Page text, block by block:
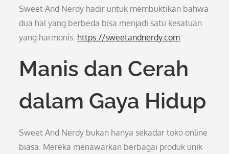
Sweet And Nerdy hadir untuk membuktikan bahwa
dua hal yang berbeda bisa menjadi satu kesatuan
yang harmonis. https://sweetandnerdy.com
Manis dan Cerah
dalam Gaya Hidup
Sweet And Nerdy bukan hanya sekadar toko online
biasa. Mereka menawarkan berbagai produk unik